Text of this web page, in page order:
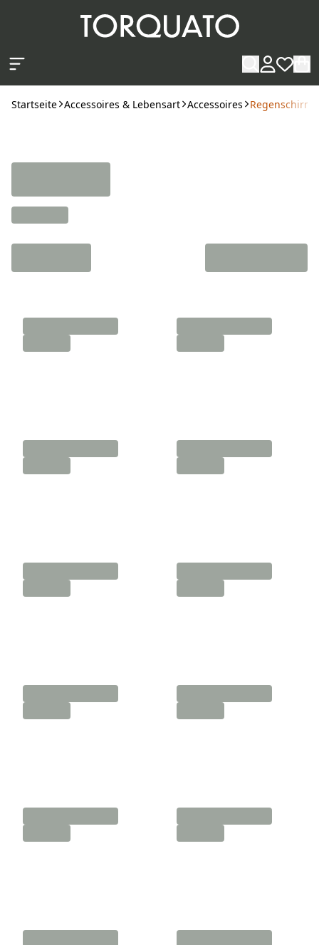
Startseite Accessoires & Lebensart Accessoires Regenschirme